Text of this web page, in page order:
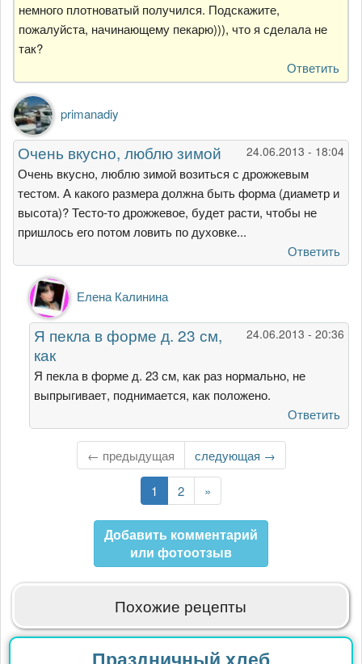
немного плотноватый получился. Подскажите,
пожалуйста, начинающему пекарю))), что я сделала не
так?
Ответить
primanadiy
24.06.2013 - 18:04
Очень вкусно, люблю зимой
Очень вкусно, люблю зимой возиться с дрожжевым
тестом. А какого размера должна быть форма (диаметр и
высота)? Тесто-то дрожжевое, будет расти, чтобы не
пришлось его потом ловить по духовке...
Ответить
Ответ
на
Очень
вкусно,
люблю
зимой
primanadiy
Елена Калинина
24.06.2013 - 20:36
Я пекла в форме д. 23 см,
как
Я пекла в форме д. 23 см, как раз нормально, не
выпрыгивает, поднимается, как положено.
Ответить
← предыдущая
Следующая
страница
следующая →
Текущая
страница
1 Страница
2
Последняя
страница
»
Добавить комментарий
или фотоотзыв
Похожие рецепты